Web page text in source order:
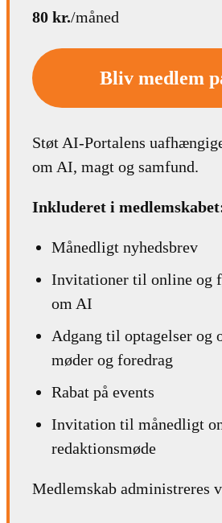
80 kr./måned
Bliv medlem
Støt AI-Portalens
om AI, magt og samfund.
Inkluderet i
Månedligt nyhedsbrev
Invitationer til online og
om AI
Adgang til optagelser og
møder og foredrag
Rabat på events
Invitation til månedligt
redaktionsmøde
Medlemskab administreres